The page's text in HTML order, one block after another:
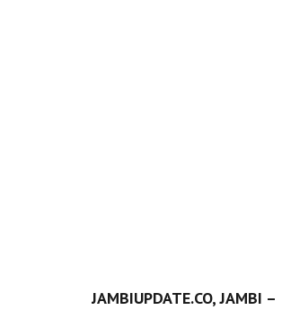
JAMBIUPDATE.CO, JAMBI –